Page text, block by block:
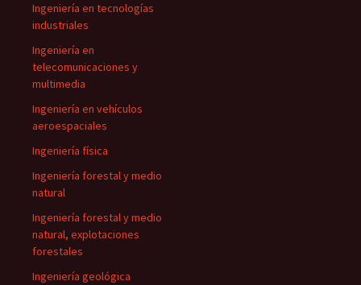
Ingeniería en tecnologías
industriales
Ingeniería en
telecomunicaciones y
multimedia
Ingeniería en vehículos
aeroespaciales
Ingeniería física
Ingeniería forestal y medio
natural
Ingeniería forestal y medio
natural, explotaciones
forestales
Ingeniería geológica